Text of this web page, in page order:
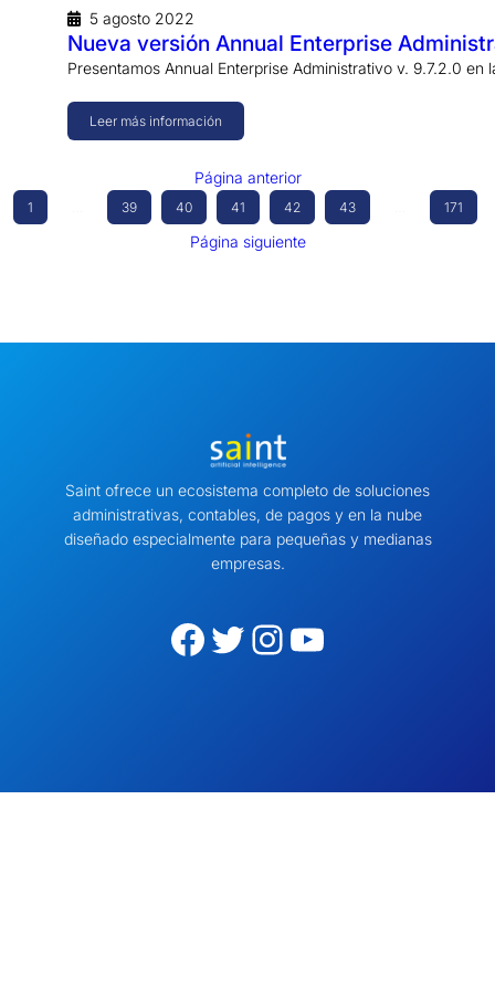
5 agosto 2022
Nueva versión Annual Enterprise
Presentamos Annual Enterprise Administrativo v. 9.7.2.0
Leer más información
Página anterior
1 39 40 41 42 43 171
Página siguiente
Saint ofrece un ecosistema completo de soluciones
administrativas, contables, de pagos y en la nube
diseñado especialmente para pequeñas y medianas
empresas.
Facebook Twitter Instagram YouTube